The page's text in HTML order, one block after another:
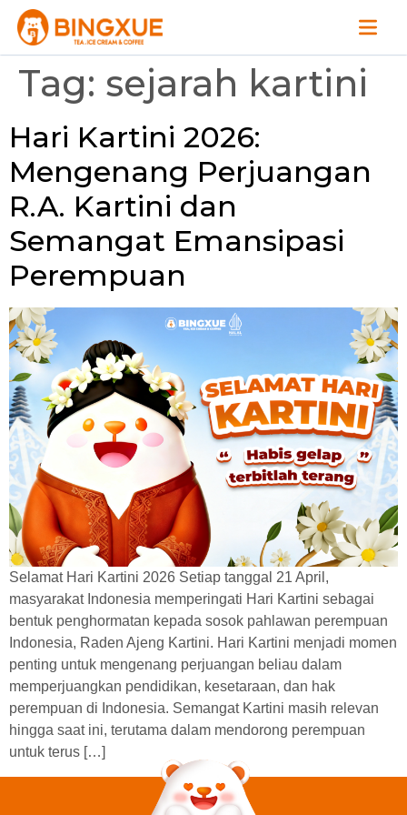
Tag: sejarah kartini
Hari Kartini 2026:
Mengenang Perjuangan
R.A. Kartini dan
Semangat Emansipasi
Perempuan
Selamat Hari Kartini 2026 Setiap tanggal 21 April,
masyarakat Indonesia memperingati Hari Kartini sebagai
bentuk penghormatan kepada sosok pahlawan perempuan
Indonesia, Raden Ajeng Kartini. Hari Kartini menjadi momen
penting untuk mengenang perjuangan beliau dalam
memperjuangkan pendidikan, kesetaraan, dan hak
perempuan di Indonesia. Semangat Kartini masih relevan
hingga saat ini, terutama dalam mendorong perempuan
untuk terus […]